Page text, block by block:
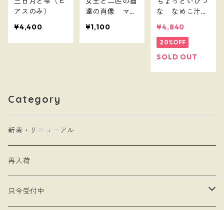
アスのみ）
¥4,400
達の肖像 マイ
クロス
¥1,100
な なめこ汁
¥4,840
20%OFF
SOLD OUT
Category
新着・リニューアル
再入荷
只今受付中